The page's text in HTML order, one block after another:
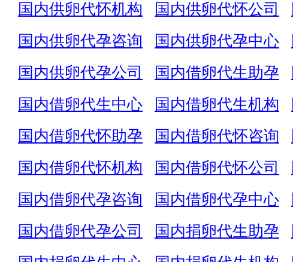
国内供卵代怀机构
国内供卵代怀公司
国内供卵代孕咨询
国内供卵代孕中心
国内供卵代孕公司
国内借卵代生助孕
国内借卵代生中心
国内借卵代生机构
国内借卵代怀助孕
国内借卵代怀咨询
国内借卵代怀机构
国内借卵代怀公司
国内借卵代孕咨询
国内借卵代孕中心
国内借卵代孕公司
国内捐卵代生助孕